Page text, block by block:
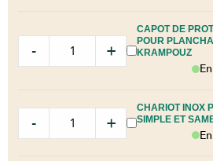
CAPOT DE
POUR
KRAMPOUZ
- +
CHARIOT INOX
SIMPLE ET
- +